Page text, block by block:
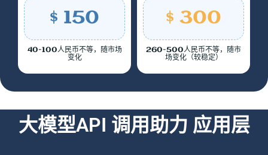
$ 150
40-100人民币不等，随市场
变化
$ 300
260-500人民币不等，随市
场变化（较稳定）
大模型API 调用助力 应用层